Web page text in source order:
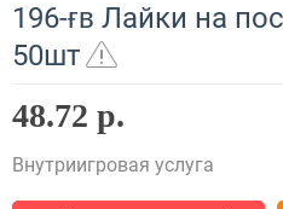
196-ғʙ Лайки на
50шт
48.72 р.
Внутриигровая услуга